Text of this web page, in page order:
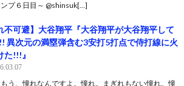
プ６日目～ @shinsuk[…]
不可避】大谷翔平『大谷翔平が大谷翔平して
異次元の満塁弾含む3安打5打点で侍打線に火
た!!!』
う、憧れなんですよ。憧れ。まぎれもない憧れ。憧